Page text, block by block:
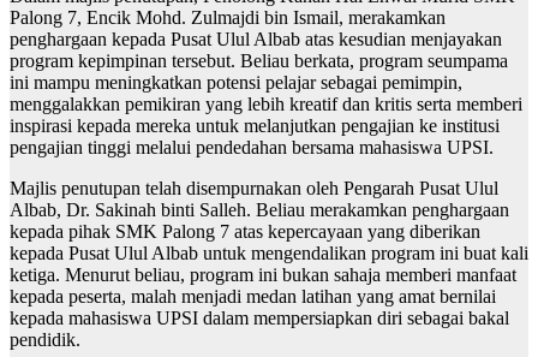
Palong 7, Encik Mohd. Zulmajdi bin Ismail, merakamkan
penghargaan kepada Pusat Ulul Albab atas kesudian menjayakan
program kepimpinan tersebut. Beliau berkata, program seumpama
ini mampu meningkatkan potensi pelajar sebagai pemimpin,
menggalakkan pemikiran yang lebih kreatif dan kritis serta memberi
inspirasi kepada mereka untuk melanjutkan pengajian ke institusi
pengajian tinggi melalui pendedahan bersama mahasiswa UPSI.
Majlis penutupan telah disempurnakan oleh Pengarah Pusat Ulul
Albab, Dr. Sakinah binti Salleh. Beliau merakamkan penghargaan
kepada pihak SMK Palong 7 atas kepercayaan yang diberikan
kepada Pusat Ulul Albab untuk mengendalikan program ini buat kali
ketiga. Menurut beliau, program ini bukan sahaja memberi manfaat
kepada peserta, malah menjadi medan latihan yang amat bernilai
kepada mahasiswa UPSI dalam mempersiapkan diri sebagai bakal
pendidik.